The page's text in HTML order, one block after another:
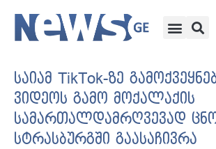
საიამ TikTok-ზე
ვიდეოს გამო მოქალაქის
სამართალდამრღვევად
სტრასბურგში გაასაჩივრა